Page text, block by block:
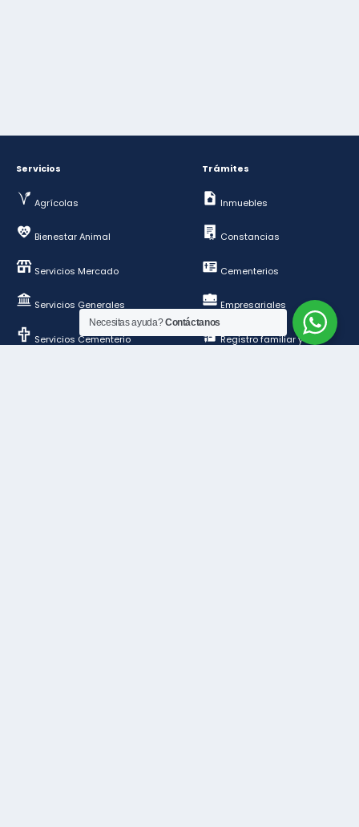
Servicios
Agrícolas
Bienestar Animal
Servicios Mercado
Servicios Generales
Servicios Cementerio
Trámites
Inmuebles
Constancias
Cementerios
Empresariales
Registro familiar y de
Necesitas ayuda?Contáctanos